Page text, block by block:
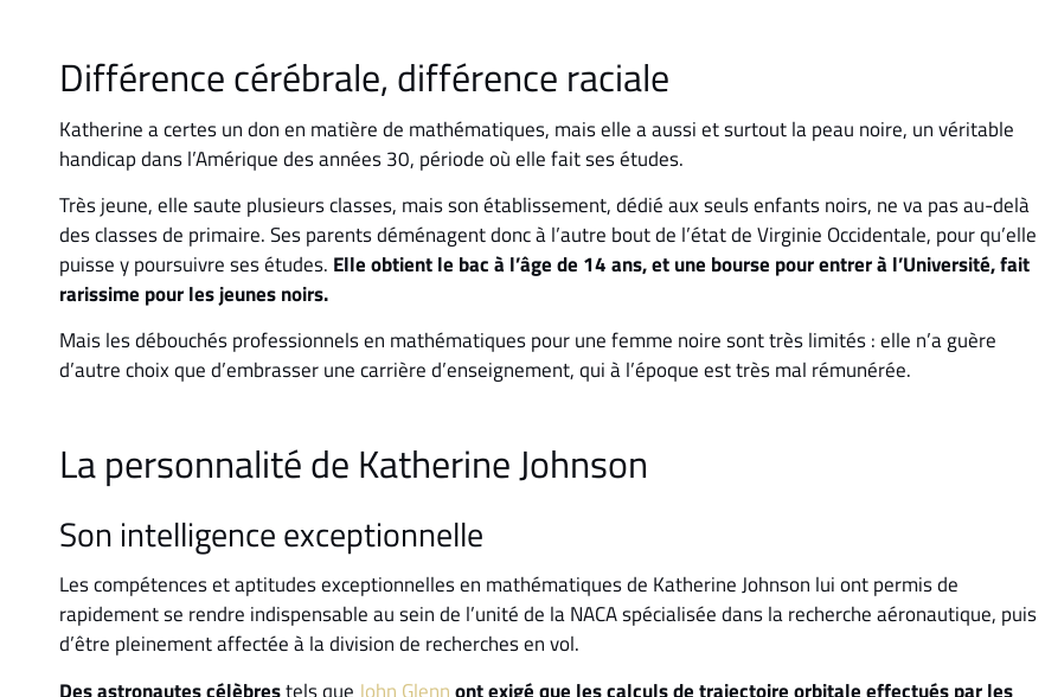
Différence cérébrale, différence raciale
Katherine a certes un don en matière de mathématiques, mais elle a aussi et surtout la peau noire, un véritable
handicap dans l’Amérique des années 30, période où elle fait ses études.
Très jeune, elle saute plusieurs classes, mais son établissement, dédié aux seuls enfants noirs, ne va pas au-delà
des classes de primaire. Ses parents déménagent donc à l’autre bout de l’état de Virginie Occidentale, pour qu’elle
puisse y poursuivre ses études. Elle obtient le bac à l’âge de 14 ans, et une bourse pour entrer à l’Université, fait
rarissime pour les jeunes noirs.
Mais les débouchés professionnels en mathématiques pour une femme noire sont très limités : elle n’a guère
d’autre choix que d’embrasser une carrière d’enseignement, qui à l’époque est très mal rémunérée.
La personnalité de Katherine Johnson
Son intelligence exceptionnelle
Les compétences et aptitudes exceptionnelles en mathématiques de Katherine Johnson lui ont permis de
rapidement se rendre indispensable au sein de l’unité de la NACA spécialisée dans la recherche aéronautique, puis
d’être pleinement affectée à la division de recherches en vol.
Des astronautes célèbrestels queJohn Glennont exigé que les calculs de trajectoire orbitale effectués par les